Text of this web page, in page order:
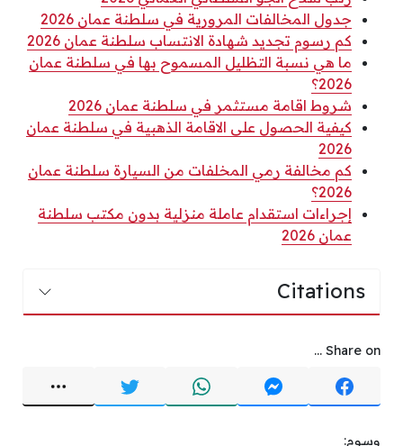
جدول المخالفات المرورية في سلطنة عمان 2026
كم رسوم تجديد شهادة الانتساب سلطنة عمان 2026
ما هي نسبة التظليل المسموح بها في سلطنة عمان
2026؟
شروط اقامة مستثمر في سلطنة عمان 2026
كيفية الحصول على الاقامة الذهبية في سلطنة عمان
2026
كم مخالفة رمي المخلفات من السيارة سلطنة عمان
2026؟
إجراءات استقدام عاملة منزلية بدون مكتب سلطنة
عمان 2026
Citations
Share on ...
وسوم: